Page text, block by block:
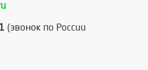
(звонок по России